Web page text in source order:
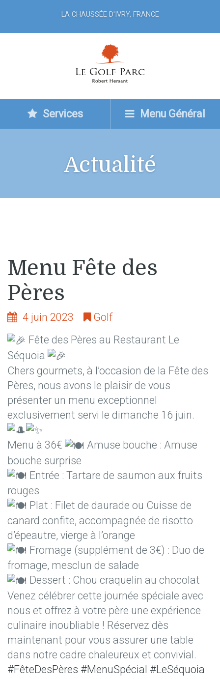
LA CHAUSSÉE D'IVRY, FRANCE
Services Menu Général
Actualité
Menu Fête des
Pères
4 juin 2023
Golf
Fête des Pères au Restaurant Le
Séquoia
Chers gourmets, à l’occasion de la Fête des
Pères, nous avons le plaisir de vous
présenter un menu exceptionnel
exclusivement servi le dimanche 16 juin.
Menu à 36€
Amuse bouche : Amuse
bouche surprise
Entrée : Tartare de saumon aux fruits
rouges
Plat : Filet de daurade ou Cuisse de
canard confite, accompagnée de risotto
d’épeautre, vierge à l’orange
Fromage (supplément de 3€) : Duo de
fromage, mesclun de salade
Dessert : Chou craquelin au chocolat
Venez célébrer cette journée spéciale avec
nous et offrez à votre père une expérience
culinaire inoubliable ! Réservez dès
maintenant pour vous assurer une table
dans notre cadre chaleureux et convivial.
#FêteDesPères #MenuSpécial #LeSéquoia